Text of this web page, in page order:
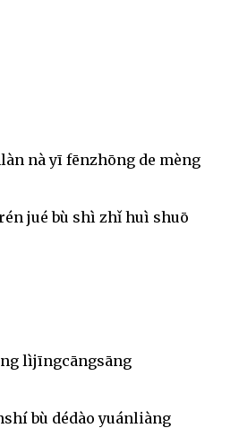
nà yī fēnzhōng de mèng
jué bù shì zhǐ huì shuō
lìjīngcāngsāng
bù dédào yuánliàng